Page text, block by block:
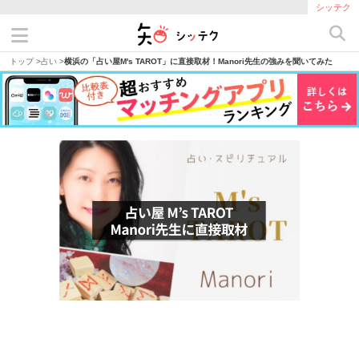
シッテク
トップ>占い >横浜の「占い屋M's TAROT」に直接取材！Manori先生の強みを聞いてみた